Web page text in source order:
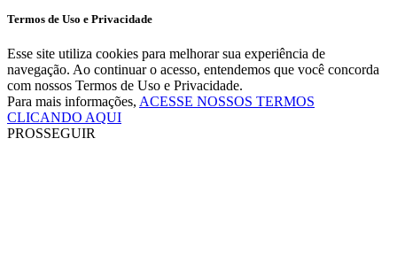
Termos de Uso e Privacidade
Esse site utiliza cookies para melhorar sua experiência de
navegação. Ao continuar o acesso, entendemos que você concorda
com nossos Termos de Uso e Privacidade.
Para mais informações, ACESSE NOSSOS TERMOS
CLICANDO AQUI
PROSSEGUIR